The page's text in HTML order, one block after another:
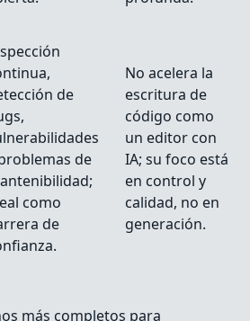
de
de
como
de
No acelera la
escritura de
código como
un editor con
IA; su foco está
en control y
calidad, no en
generación.
más completos para